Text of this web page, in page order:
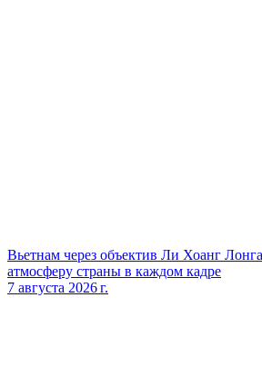
Вьетнам через объектив Ли Хоанг
атмосферу страны в каждом кадре
7 августа 2026 г.